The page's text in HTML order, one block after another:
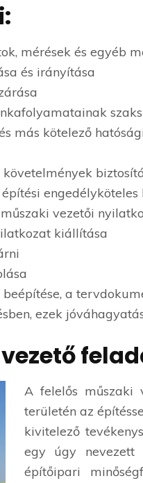
mérések és egyéb
és irányítása
más kötelező
vezetői
kiállítása
a
ezek
A felelős műszaki
területén az
kivitelező
egy úgy nevezett
építőipari